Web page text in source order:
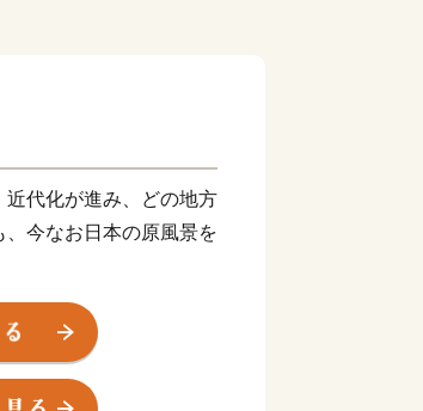
代化が進み、どの地方
今なお日本の原風景を
らかな水は、町全体へ
物や家畜は、もちろん